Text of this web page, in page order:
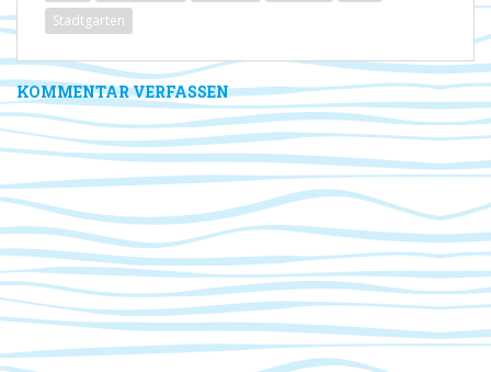
Stadtgarten
KOMMENTAR VERFASSEN